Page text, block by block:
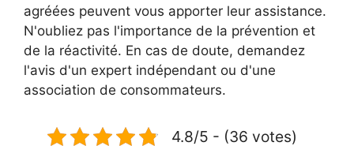
agréées peuvent vous apporter leur assistance.
N'oubliez pas l'importance de la prévention et
de la réactivité. En cas de doute, demandez
l'avis d'un expert indépendant ou d'une
association de consommateurs.
4.8/5 - (36 votes)